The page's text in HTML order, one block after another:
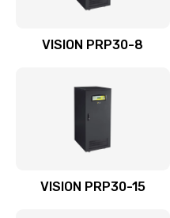
VISION PRP30-8
VISION PRP30-15